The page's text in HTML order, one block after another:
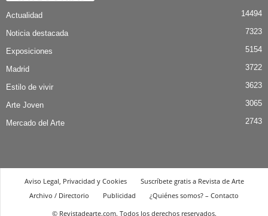
Actualidad 14494
Noticia destacada 7323
Exposiciones 5154
Madrid 3722
Estilo de vivir 3623
Arte Joven 3065
Mercado del Arte 2743
Aviso Legal, Privacidad y Cookies
Suscríbete gratis a Revista de Arte
Archivo / Directorio
Publicidad
¿Quiénes somos? – Contacto
© Revistadearte.com. Todos los derechos reservados.